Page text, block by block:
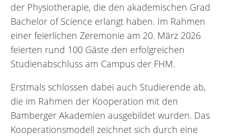
der Physiotherapie, die den akademischen Grad
Bachelor of Science erlangt haben. Im Rahmen
einer feierlichen Zeremonie am 20. März 2026
feierten rund 100 Gäste den erfolgreichen
Studienabschluss am Campus der FHM.
Erstmals schlossen dabei auch Studierende ab,
die im Rahmen der Kooperation mit den
Bamberger Akademien ausgebildet wurden. Das
Kooperationsmodell zeichnet sich durch eine